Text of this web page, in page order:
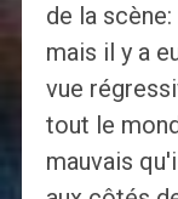
de la
mais il y a
vue
tout le
mauvais